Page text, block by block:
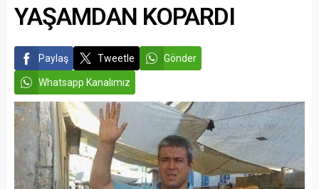
YAŞAMDAN KOPARDI
Paylaş Tweetle Gönder
Whatsapp Kanalımız